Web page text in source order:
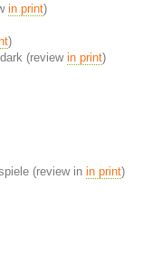
in print)
)
(reviewin print)
(review in in print)